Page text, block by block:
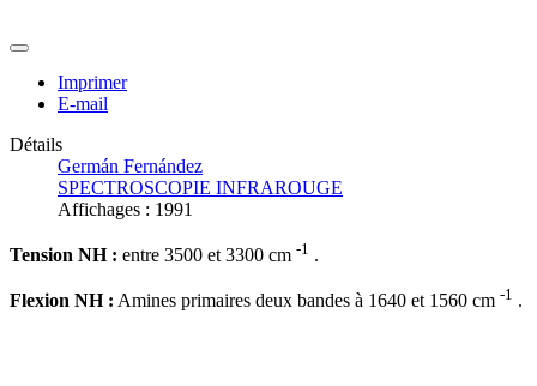
Imprimer
E-mail
Détails
Germán Fernández
SPECTROSCOPIE INFRAROUGE
Affichages : 1991
Tension NH : entre 3500 et 3300 cm -1 .
Flexion NH : Amines primaires deux bandes à 1640 et 1560 cm -1 .